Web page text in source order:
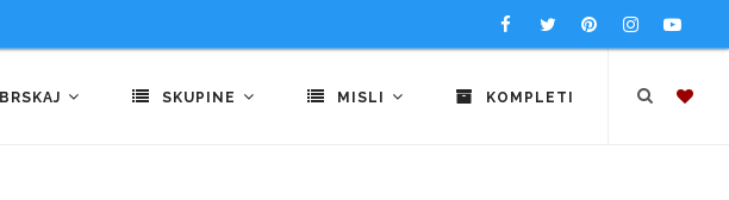
BRSKAJ SKUPINE MISLI KOMPLETI